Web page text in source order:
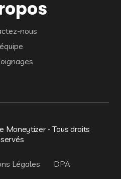
nous
Moneytizer - Tous droits
Légales DPA